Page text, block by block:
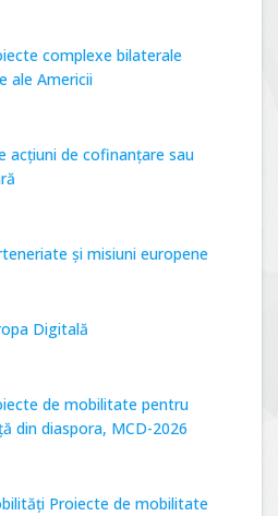
complexe bilaterale
ale Americii
acțiuni de cofinanțare sau
și misiuni europene
Digitală
de mobilitate pentru
din diaspora, MCD-2026
Proiecte de mobilitate